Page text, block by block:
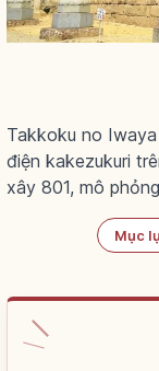
Takkoku no
điện kakezukuri
xây 801, mô
Mục